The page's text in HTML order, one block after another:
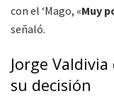
con el ‘Mago, «Muy
señaló.
Jorge
su decisión